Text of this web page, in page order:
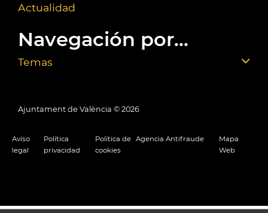
Actualidad
Navegación por...
Temas
Ajuntament de València © 2026
Aviso
legal
Política
privacidad
Política de
cookies
Agencia Antifraude
Mapa
Web